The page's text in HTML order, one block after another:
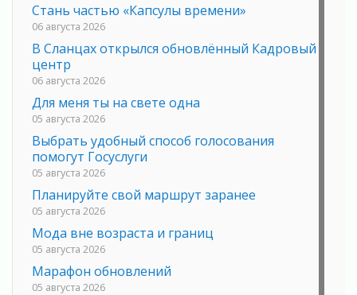
Стань частью «Капсулы времени»
06 августа 2026
В Сланцах открылся обновлённый Кадровый
центр
06 августа 2026
Для меня ты на свете одна
05 августа 2026
Выбрать удобный способ голосования
помогут Госуслуги
05 августа 2026
Планируйте свой маршрут заранее
05 августа 2026
Мода вне возраста и границ
05 августа 2026
Марафон обновлений
05 августа 2026